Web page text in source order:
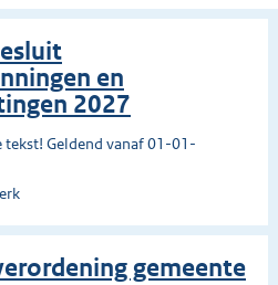
en
2027
tekst! Geldend vanaf 01-01-
gemeente